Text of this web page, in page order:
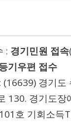
: 경기민원 접속(
기우편 접수
(16639) 경기도
130. 경기도장
호 기회소득